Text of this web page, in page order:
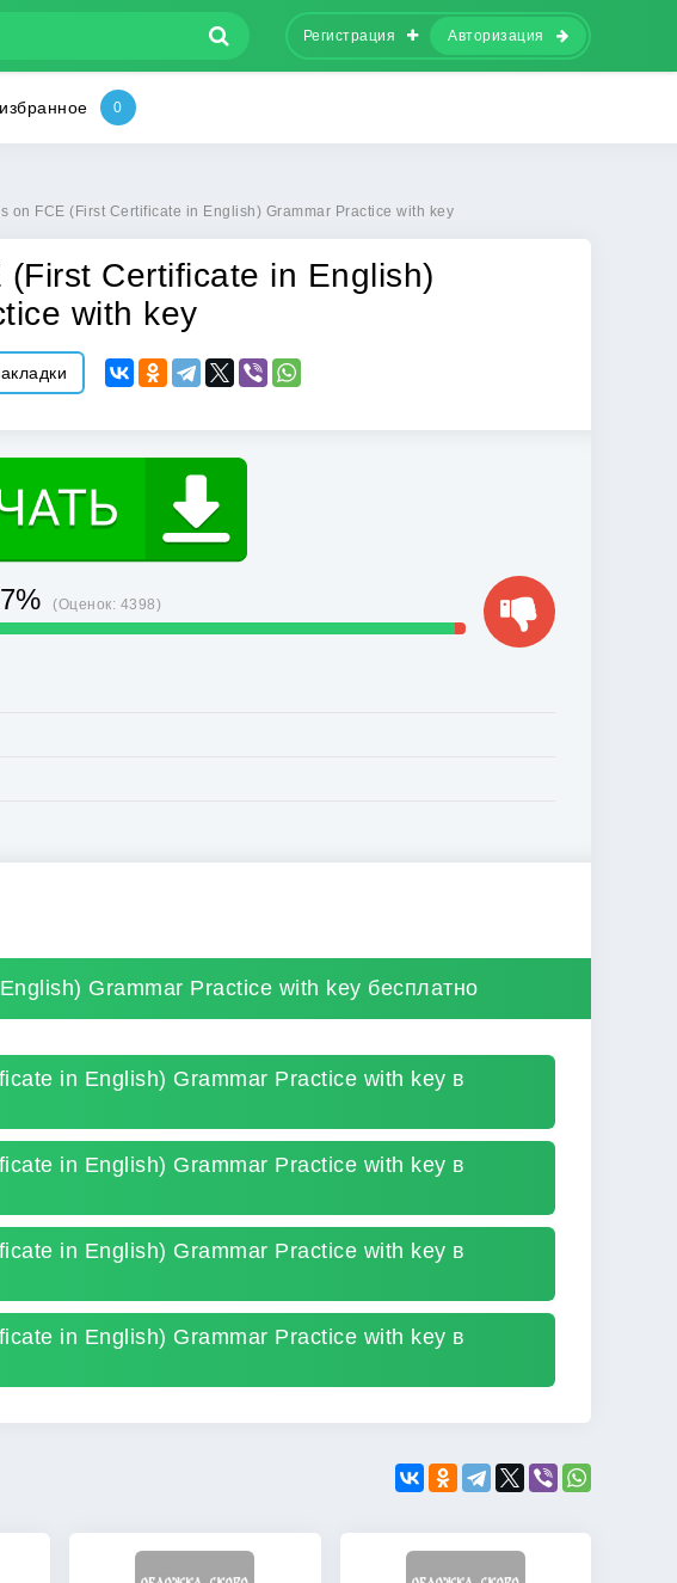
Регистрация Авторизация
on FCE (First Certificate in English) Grammar Practice with key
(First Certificate in English)
with key
(Оценок: 4398)
Grammar Practice with key бесплатно
in English) Grammar Practice with key в
in English) Grammar Practice with key в
in English) Grammar Practice with key в
in English) Grammar Practice with key в